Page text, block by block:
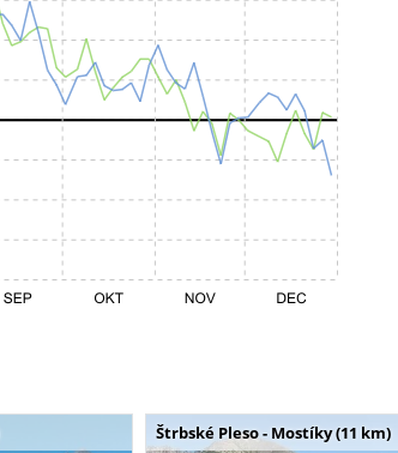
Štrbské Pleso - Mostíky (11 km)